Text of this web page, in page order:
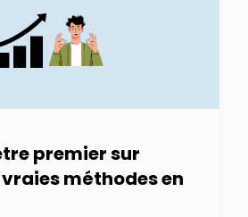
premier sur
vraies méthodes en